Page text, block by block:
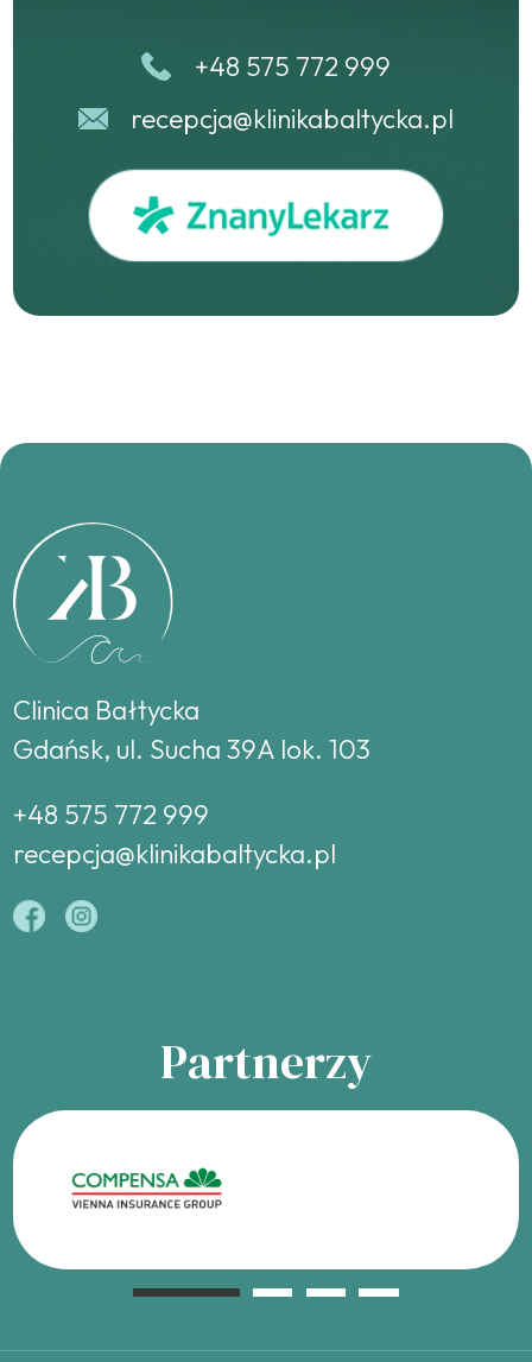
+48 575 772 999
recepcja@klinikabaltycka.pl
Clinica Bałtycka
Gdańsk, ul. Sucha 39A lok. 103
+48 575 772 999
recepcja@klinikabaltycka.pl
Partnerzy